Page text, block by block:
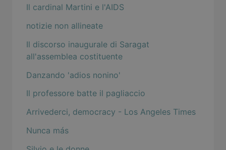
Il cardinal Martini e l'AIDS
notizie non allineate
Il discorso inaugurale di Saragat
all'assemblea costituente
Danzando 'adios nonino'
Il professore batte il pagliaccio
Arrivederci, democracy - Los Angeles Times
Nunca más